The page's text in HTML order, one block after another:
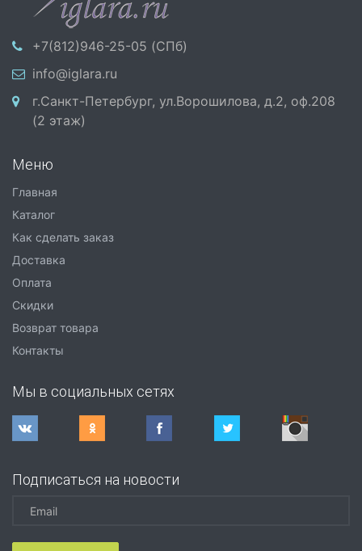
+7(812)946-25-05 (СПб)
info@iglara.ru
г.Санкт-Петербург, ул.Ворошилова, д.2, оф.208
(2 этаж)
Меню
Главная
Каталог
Как сделать заказ
Доставка
Оплата
Скидки
Возврат товара
Контакты
Мы в социальных сетях
Подписаться на новости